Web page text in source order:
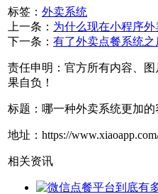
标签： 外卖系统
上一条： 为什么现在小程序
下一条： 有了外卖点餐系统
责任申明：官方所有内容、
果自负！
标题：哪一种外卖系统更加的
地址：https://
相关资讯